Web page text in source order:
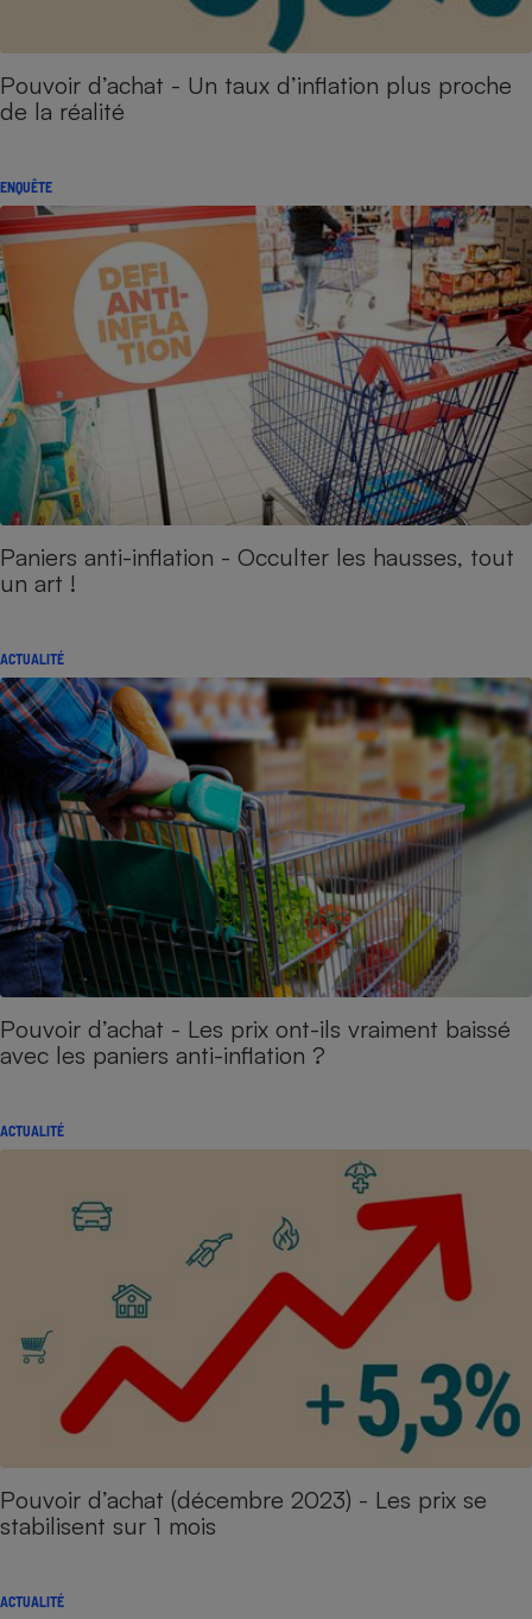
Pouvoir d’achat - Un taux d’inflation plus proche
de la réalité
ENQUÊTE
Paniers anti-inflation - Occulter les hausses, tout
un art !
ACTUALITÉ
Pouvoir d’achat - Les prix ont-ils vraiment baissé
avec les paniers anti-inflation ?
ACTUALITÉ
Pouvoir d’achat (décembre 2023) - Les prix se
stabilisent sur 1 mois
ACTUALITÉ